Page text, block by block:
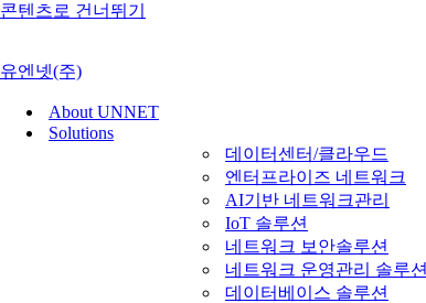
콘텐츠로 건너뛰기
유엔넷(주)
About UNNET
Solutions
데이터센터/클라우드
엔터프라이즈 네트워크
AI기반 네트워크관리
IoT 솔루션
네트워크 보안솔루션
네트워크 운영관리 솔루션
데이터베이스 솔루션